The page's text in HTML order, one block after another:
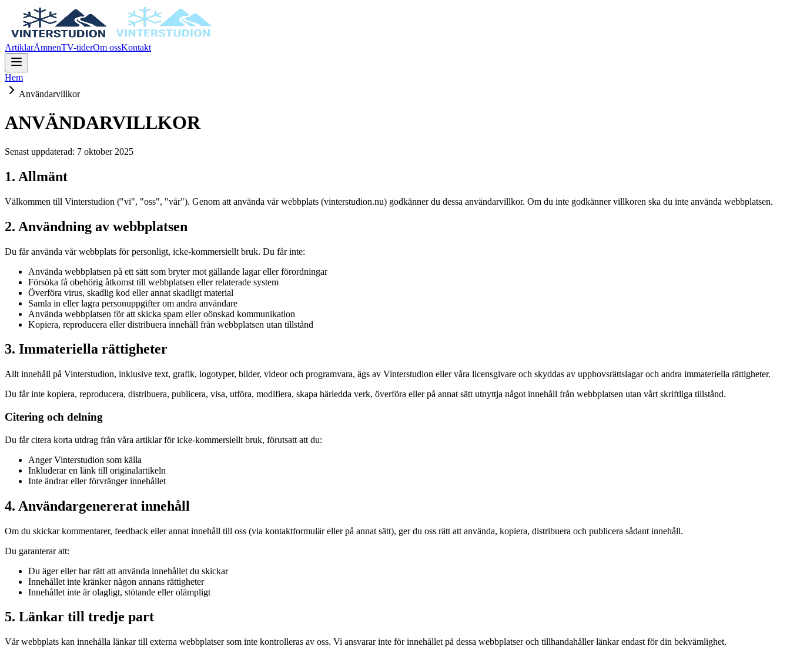
ArtiklarÄmnenTV-tiderOm ossKontakt
Hem
Användarvillkor
ANVÄNDARVILLKOR
Senast uppdaterad: 7 oktober 2025
1. Allmänt
Välkommen till Vinterstudion ("vi", "oss", "vår"). Genom att använda vår webbplats (vinterstudion.nu) godkänner du dessa användarvillkor. Om du inte godkänner villkoren ska du inte använda webbplatsen.
2. Användning av webbplatsen
Du får använda vår webbplats för personligt, icke-kommersiellt bruk. Du får inte:
Använda webbplatsen på ett sätt som bryter mot gällande lagar eller förordningar
Försöka få obehörig åtkomst till webbplatsen eller relaterade system
Överföra virus, skadlig kod eller annat skadligt material
Samla in eller lagra personuppgifter om andra användare
Använda webbplatsen för att skicka spam eller oönskad kommunikation
Kopiera, reproducera eller distribuera innehåll från webbplatsen utan tillstånd
3. Immateriella rättigheter
Allt innehåll på Vinterstudion, inklusive text, grafik, logotyper, bilder, videor och programvara, ägs av Vinterstudion eller våra licensgivare och skyddas av upphovsrättslagar och andra immateriella rättigheter.
Du får inte kopiera, reproducera, distribuera, publicera, visa, utföra, modifiera, skapa härledda verk, överföra eller på annat sätt utnyttja något innehåll från webbplatsen utan vårt skriftliga tillstånd.
Citering och delning
Du får citera korta utdrag från våra artiklar för icke-kommersiellt bruk, förutsatt att du:
Anger Vinterstudion som källa
Inkluderar en länk till originalartikeln
Inte ändrar eller förvränger innehållet
4. Användargenererat innehåll
Om du skickar kommentarer, feedback eller annat innehåll till oss (via kontaktformulär eller på annat sätt), ger du oss rätt att använda, kopiera, distribuera och publicera sådant innehåll.
Du garanterar att:
Du äger eller har rätt att använda innehållet du skickar
Innehållet inte kränker någon annans rättigheter
Innehållet inte är olagligt, stötande eller olämpligt
5. Länkar till tredje part
Vår webbplats kan innehålla länkar till externa webbplatser som inte kontrolleras av oss. Vi ansvarar inte för innehållet på dessa webbplatser och tillhandahåller länkar endast för din bekvämlighet.